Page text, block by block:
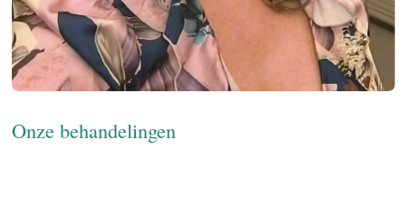
Onze behandelingen